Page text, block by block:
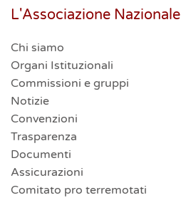
L'Associazione Nazionale
Chi siamo
Organi Istituzionali
Commissioni e gruppi
Notizie
Convenzioni
Trasparenza
Documenti
Assicurazioni
Comitato pro terremotati